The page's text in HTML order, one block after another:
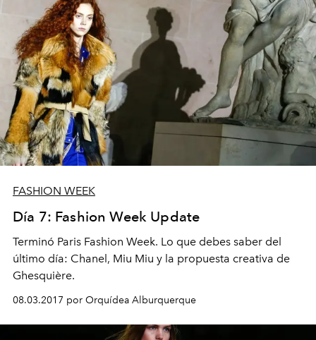
FASHION WEEK
Día 7: Fashion Week Update
Terminó Paris Fashion Week. Lo que debes saber del
último día: Chanel, Miu Miu y la propuesta creativa de
Ghesquière.
08.03.2017 por Orquídea Alburquerque